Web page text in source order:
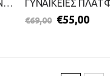
ΓΥΝΑΙΚΕΙΕΣ ΠΛΑΤΦΟΡΜΕΣ-WRANGLER-2299-0259-ΜΑΥΡΟ
€69,00 €55,00